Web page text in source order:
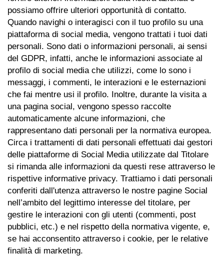
possiamo offrire ulteriori opportunità di contatto.
Quando navighi o interagisci con il tuo profilo su una
piattaforma di social media, vengono trattati i tuoi dati
personali. Sono dati o informazioni personali, ai sensi
del GDPR, infatti, anche le informazioni associate al
profilo di social media che utilizzi, come lo sono i
messaggi, i commenti, le interazioni e le esternazioni
che fai mentre usi il profilo. Inoltre, durante la visita a
una pagina social, vengono spesso raccolte
automaticamente alcune informazioni, che
rappresentano dati personali per la normativa europea.
Circa i trattamenti di dati personali effettuati dai gestori
delle piattaforme di Social Media utilizzate dal Titolare
si rimanda alle informazioni da questi rese attraverso le
rispettive informative privacy. Trattiamo i dati personali
conferiti dall'utenza attraverso le nostre pagine Social
nell’ambito del legittimo interesse del titolare, per
gestire le interazioni con gli utenti (commenti, post
pubblici, etc.) e nel rispetto della normativa vigente, e,
se hai acconsentito attraverso i cookie, per le relative
finalità di marketing.